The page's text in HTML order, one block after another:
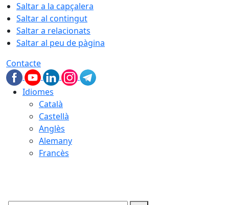
Saltar a la capçalera
Saltar al contingut
Saltar a relacionats
Saltar al peu de pàgina
Contacte
Idiomes
Català
Castellà
Anglès
Alemany
Francès